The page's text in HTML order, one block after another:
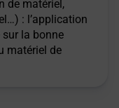
de matériel,
: l’application
sur la bonne
matériel de